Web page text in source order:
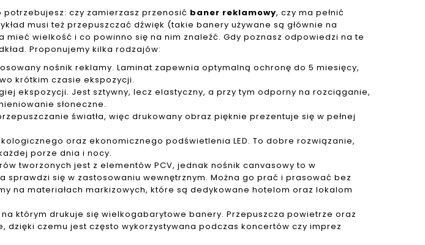
czy zamierzasz przenosić baner reklamowy, czy ma pełnić
musi też przepuszczać dźwięk (takie banery używane są głównie na
wielkość i co powinno się na nim znaleźć. Gdy poznasz odpowiedzi na te
Proponujemy kilka rodzajów:
nośnik reklamy. Laminat zapewnia optymalną ochronę do 5 miesięcy,
krótkim czasie ekspozycji.
ekspozycji. Jest sztywny, lecz elastyczny, a przy tym odporny na rozciąganie,
słoneczne.
światła, więc drukowany obraz pięknie prezentuje się w pełnej
oraz ekonomicznego podświetlenia LED. To dobre rozwiązanie,
porze dnia i nocy.
tworzonych jest z elementów PCV, jednak nośnik canvasowy to w
sprawdzi się w zastosowaniu wewnętrznym. Można go prać i prasować bez
na materiałach markizowych, które są dedykowane hotelom oraz lokalom
na którym drukuje się wielkogabarytowe banery. Przepuszcza powietrze oraz
dzięki czemu jest często wykorzystywana podczas koncertów czy imprez